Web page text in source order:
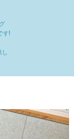
す!
し